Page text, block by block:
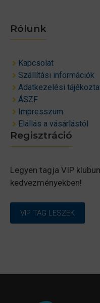
Rólunk
Kapcsolat
Szállítási információk
Adatkezelési
ÁSZF
Impresszum
Elállás a vásárlástól
Regisztráció
Legyen tagja VIP
kedvezményekben!
VIP TAG LESZEK